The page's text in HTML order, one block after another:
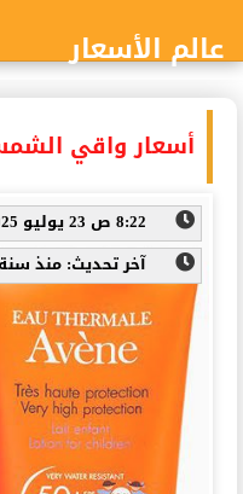
عالم الأسعار
أسعار واقي الشمس
8:22 ص 23 يوليو 2025
آخر تحديث: منذ